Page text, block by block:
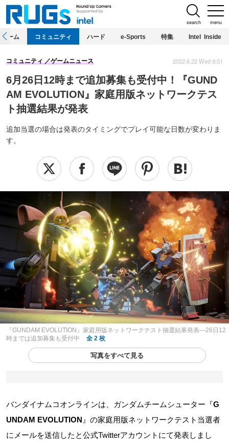
menu
search
ホーム コミュニティ ハード e-Sports 特集 Intel Inside
6月26日12時まで追加募集も受付中！『GUND
AM EVOLUTION』家庭用版ネットワークテス
ト抽選結果が発表
追加当選の場合は発表のタイミングでプレイ可能な日数が変わりま
す。
コミュニティ ゲームニュース 2022.6.22 Wed 9:51
『GUNDAM EVOLUTION』家庭用版ネットワークテスト抽選結果発表―26日12
時までは追加募集も受付中
全 2 枚
写真をすべて見る
バンダイナムコオンラインは、ガンダムチームシューター『G
UNDAM EVOLUTION 』の家庭用版ネットワークテスト当選者
にメールを送信したと公式Twitterアカウントにて発表しまし